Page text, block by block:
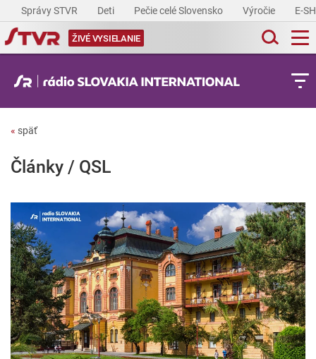
Správy STVR Deti Pečie celé Slovensko Výročie E-
ŽIVÉ VYSIELANIE
« späť
Články / QSL